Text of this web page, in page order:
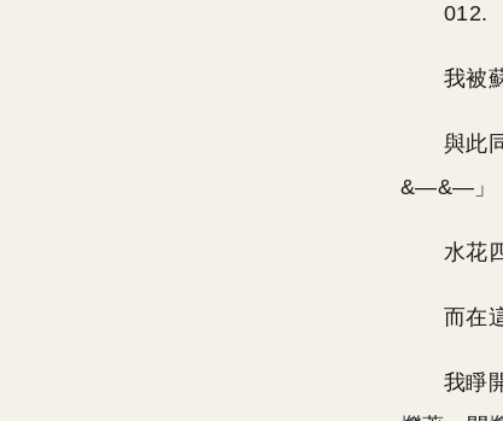
012.
我被
與此
&—&—」
水花
而在
我睜